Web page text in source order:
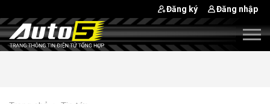
Đăng ký Đăng nhập